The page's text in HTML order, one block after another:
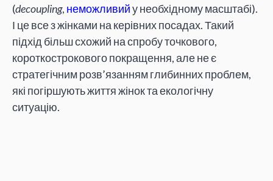
(decoupling, неможливийу необхідному масштабі).
І це все з жінками на керівних посадах. Такий
підхід більш схожий на спробу точкового,
короткострокового покращення, але не є
стратегічним розв’язанням глибинних проблем,
які погіршують життя жінок та екологічну
ситуацію.